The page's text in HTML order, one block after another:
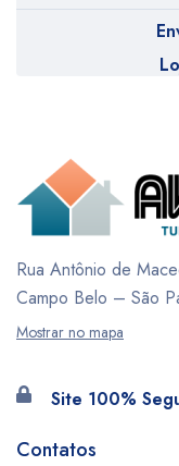
Rua Antônio de
Campo Belo – São
Mostrar no mapa
Site 100%
Contatos